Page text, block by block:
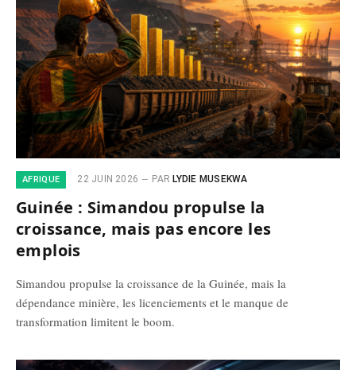
AFRIQUE 22 JUIN 2026 PAR LYDIE MUSEKWA
Guinée : Simandou propulse la
croissance, mais pas encore les
emplois
Simandou propulse la croissance de la Guinée, mais la
dépendance minière, les licenciements et le manque de
transformation limitent le boom.